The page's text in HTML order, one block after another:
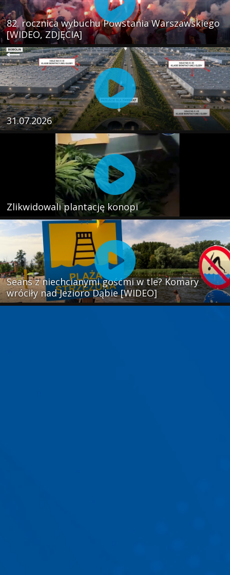
82. rocznica wybuchu Powstania Warszawskiego
[WIDEO, ZDJĘCIA]
31.07.2026
Zlikwidowali plantację konopi
Seans z niechcianymi gośćmi w tle? Komary
wróciły nad Jezioro Dąbie [WIDEO]